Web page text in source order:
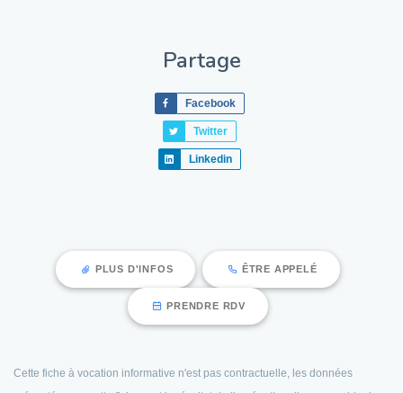
Partage
Facebook
Twitter
Linkedin
PLUS D'INFOS ÊTRE APPELÉ
PRENDRE RDV
Cette fiche à vocation informative n'est pas contractuelle, les données